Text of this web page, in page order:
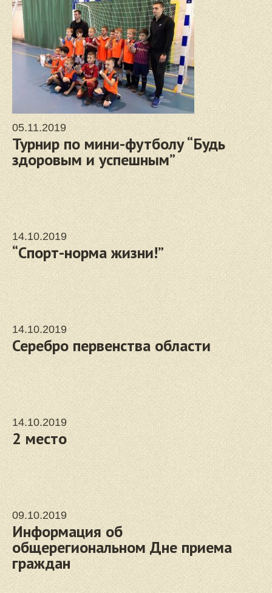
05.11.2019
Турнир по мини-футболу “Будь
здоровым и успешным”
14.10.2019
“Спорт-норма жизни!”
14.10.2019
Серебро первенства области
14.10.2019
2 место
09.10.2019
Информация об
общерегиональном Дне приема
граждан